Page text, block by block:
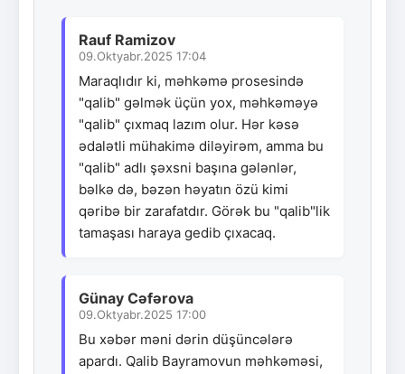
Rauf Ramizov
09.Oktyabr.2025 17:04
Maraqlıdır ki, məhkəmə prosesində
"qalib" gəlmək üçün yox, məhkəməyə
"qalib" çıxmaq lazım olur. Hər kəsə
ədalətli mühakimə diləyirəm, amma bu
"qalib" adlı şəxsni başına gələnlər,
bəlkə də, bəzən həyatın özü kimi
qəribə bir zarafatdır. Görək bu "qalib"lik
tamaşası haraya gedib çıxacaq.
Günay Cəfərova
09.Oktyabr.2025 17:00
Bu xəbər məni dərin düşüncələrə
apardı. Qalib Bayramovun məhkəməsi,